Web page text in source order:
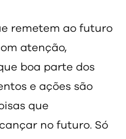
remetem ao futuro
atenção,
boa parte dos
e ações são
que
no futuro. Só